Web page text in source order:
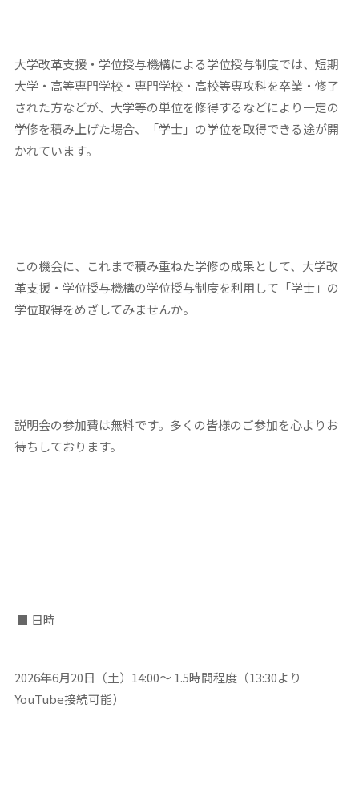
大学改革支援・学位授与機構による学位授与制度では、短期
大学・高等専門学校・専門学校・高校等専攻科を卒業・修了
された方などが、大学等の単位を修得するなどにより一定の
学修を積み上げた場合、「学士」の学位を取得できる途が開
かれています。
この機会に、これまで積み重ねた学修の成果として、大学改
革支援・学位授与機構の学位授与制度を利用して「学士」の
学位取得をめざしてみませんか。
説明会の参加費は無料です。多くの皆様のご参加を心よりお
待ちしております。
■ 日時
2026年6月20日（土）14:00～ 1.5時間程度（13:30より
YouTube接続可能）